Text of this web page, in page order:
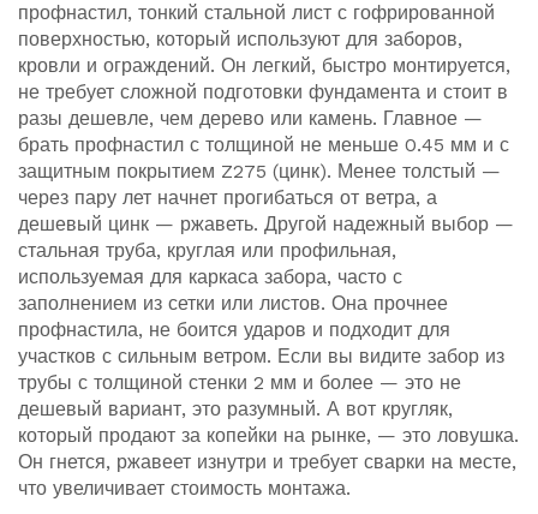
профнастил, тонкий стальной лист с гофрированной
поверхностью, который используют для заборов,
кровли и ограждений. Он легкий, быстро монтируется,
не требует сложной подготовки фундамента и стоит в
разы дешевле, чем дерево или камень. Главное —
брать профнастил с толщиной не меньше 0.45 мм и с
защитным покрытием Z275 (цинк). Менее толстый —
через пару лет начнет прогибаться от ветра, а
дешевый цинк — ржаветь. Другой надежный выбор —
стальная труба, круглая или профильная,
используемая для каркаса забора, часто с
заполнением из сетки или листов. Она прочнее
профнастила, не боится ударов и подходит для
участков с сильным ветром. Если вы видите забор из
трубы с толщиной стенки 2 мм и более — это не
дешевый вариант, это разумный. А вот кругляк,
который продают за копейки на рынке, — это ловушка.
Он гнется, ржавеет изнутри и требует сварки на месте,
что увеличивает стоимость монтажа.